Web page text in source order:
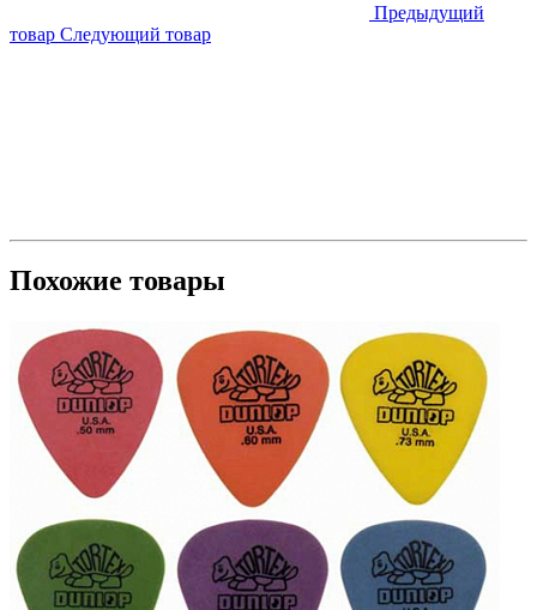
Предыдущий
товар Следующий товар
Похожие товары